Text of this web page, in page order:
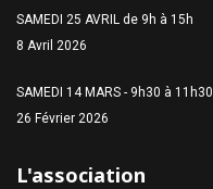
SAMEDI 25 AVRIL de 9h à 15h
8 Avril 2026
SAMEDI 14 MARS - 9h30 à 11h30
26 Février 2026
L'association